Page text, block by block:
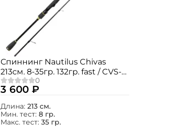
Спиннинг Nautilus Chivas
213см. 8-35гр. 132гр. fast / CVS-
702MMH
3 600 ₽
Длина: 213 см.
Мин. тест: 8 гр.
Макс. тест: 35 гр.